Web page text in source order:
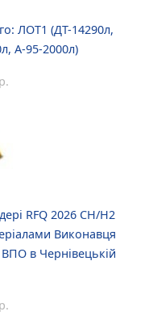
ЛОТ1 (ДТ-14290л,
А-95-2000л)
RFQ 2026 CH/H2
Виконавця
в Чернівецькій